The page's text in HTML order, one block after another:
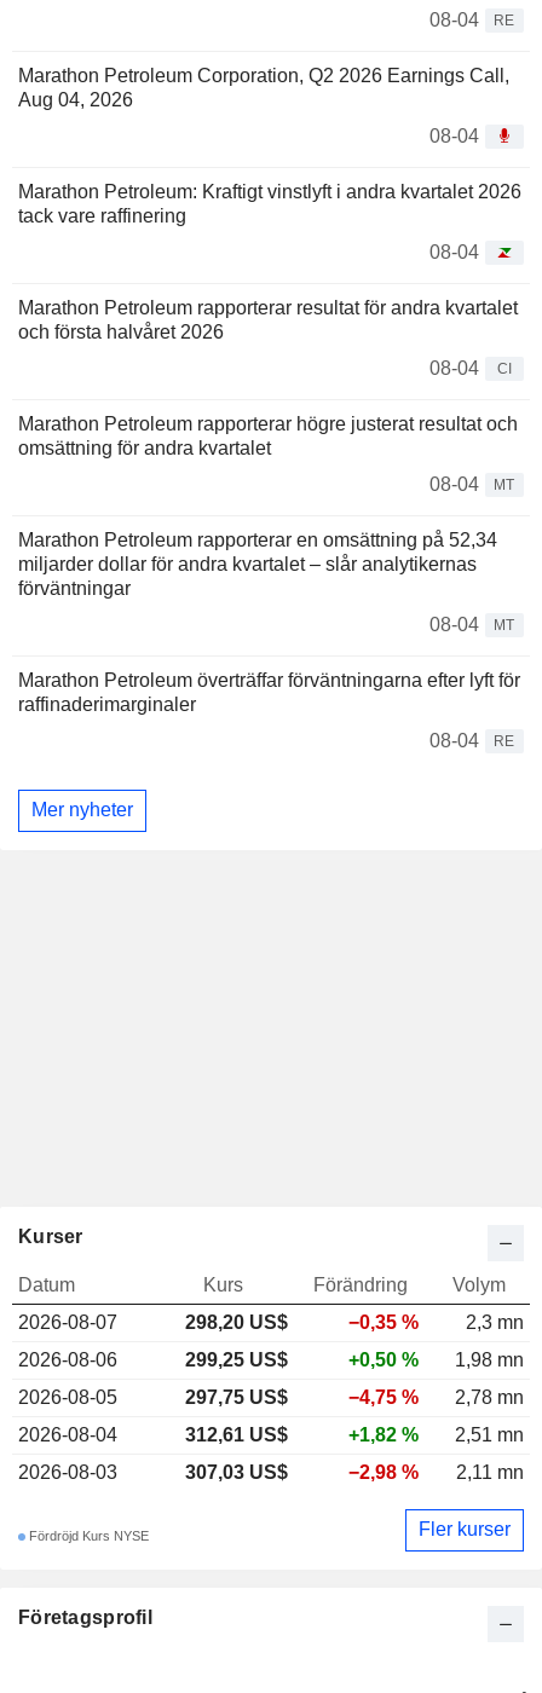
08-04
RE
Marathon Petroleum Corporation, Q2 2026 Earnings Call,
Aug 04, 2026
08-04
Marathon Petroleum: Kraftigt vinstlyft i andra kvartalet 2026
tack vare raffinering
08-04
Marathon Petroleum rapporterar resultat för andra kvartalet
och första halvåret 2026
08-04
CI
Marathon Petroleum rapporterar högre justerat resultat och
omsättning för andra kvartalet
08-04
MT
Marathon Petroleum rapporterar en omsättning på 52,34
miljarder dollar för andra kvartalet – slår analytikernas
förväntningar
08-04
MT
Marathon Petroleum överträffar förväntningarna efter lyft för
raffinaderimarginaler
08-04
RE
Mer nyheter
Företagsprofil
Kurser
Datum Kurs Förändring
Volym
2026-08-07
298,20 US$ −0,35 %
2,3 mn
2026-08-06
299,25 US$ +0,50 %
1,98 mn
2026-08-05
297,75 US$ −4,75 %
2,78 mn
2026-08-04
312,61 US$ +1,82 %
2,51 mn
2026-08-03
307,03 US$ −2,98 % 2,11 mn
Fördröjd Kurs NYSE Fler kurser